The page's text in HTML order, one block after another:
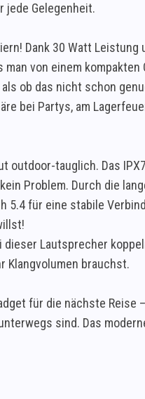
jede Gelegenheit.
Dank 30 Watt Leistung
von einem
ob das nicht schon
bei Partys, am
outdoor-tauglich. Das
Problem. Durch die
5.4 für eine stabile
Lautsprecher
Klangvolumen brauchst.
für die nächste
sind. Das